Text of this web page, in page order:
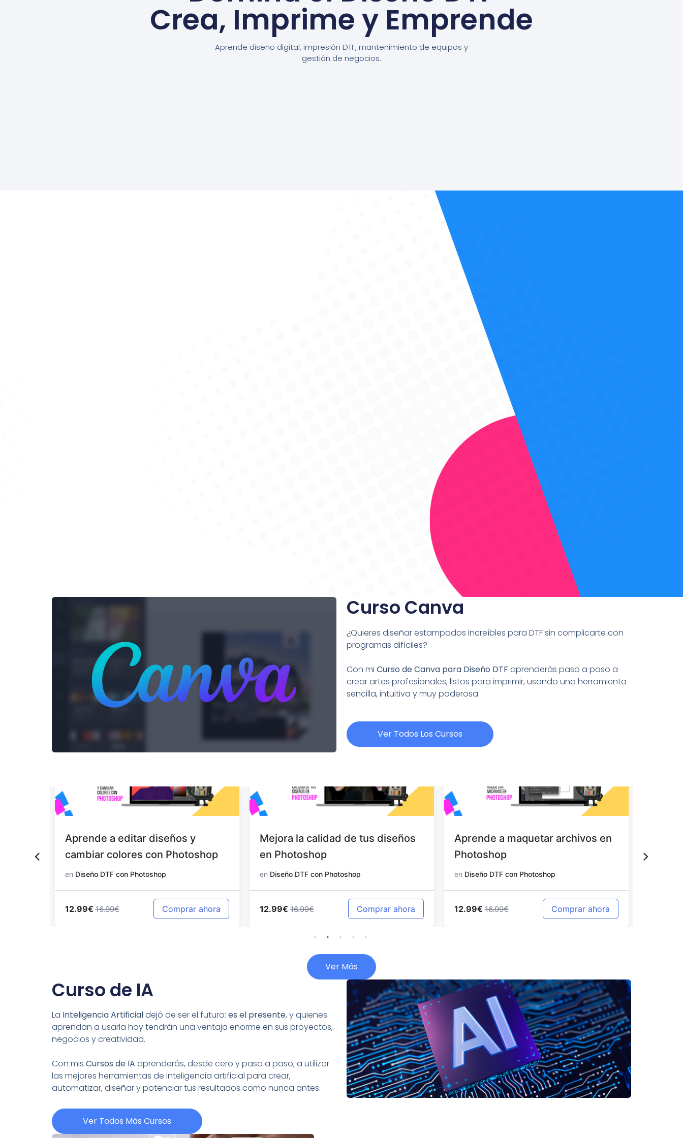
Crea, Imprime y Emprende
Aprende diseño digital, impresión DTF, mantenimiento de equipos y
gestión de negocios.
Curso Canva
¿Quieres diseñar estampados increíbles para DTF sin complicarte con
programas difíciles?
Con mi Curso de Canva para Diseño DTF aprenderás paso a paso a
crear artes profesionales, listos para imprimir, usando una herramienta
sencilla, intuitiva y muy poderosa.
Ver Todos Los Cursos
Aprende a editar diseños y
cambiar colores con Photoshop
en Diseño DTF con Photoshop
12.99€ 16.99€ Comprar ahora
Mejora la calidad de tus diseños
en Photoshop
en Diseño DTF con Photoshop
12.99€ 16.99€ Comprar ahora
Aprende a maquetar archivos en
Photoshop
en Diseño DTF con Photoshop
12.99€ 16.99€ Comprar ahora
Ver Más
Curso de IA
La Inteligencia Artificialdejó de ser el futuro: es el presente, y quienes
aprendan a usarla hoy tendrán una ventaja enorme en sus proyectos,
negocios y creatividad.
Con mis Cursos de IA aprenderás, desde cero y paso a paso, a utilizar
las mejores herramientas de inteligencia artificial para crear,
automatizar, diseñar y potenciar tus resultados como nunca antes.
Ver Todos Más Cursos